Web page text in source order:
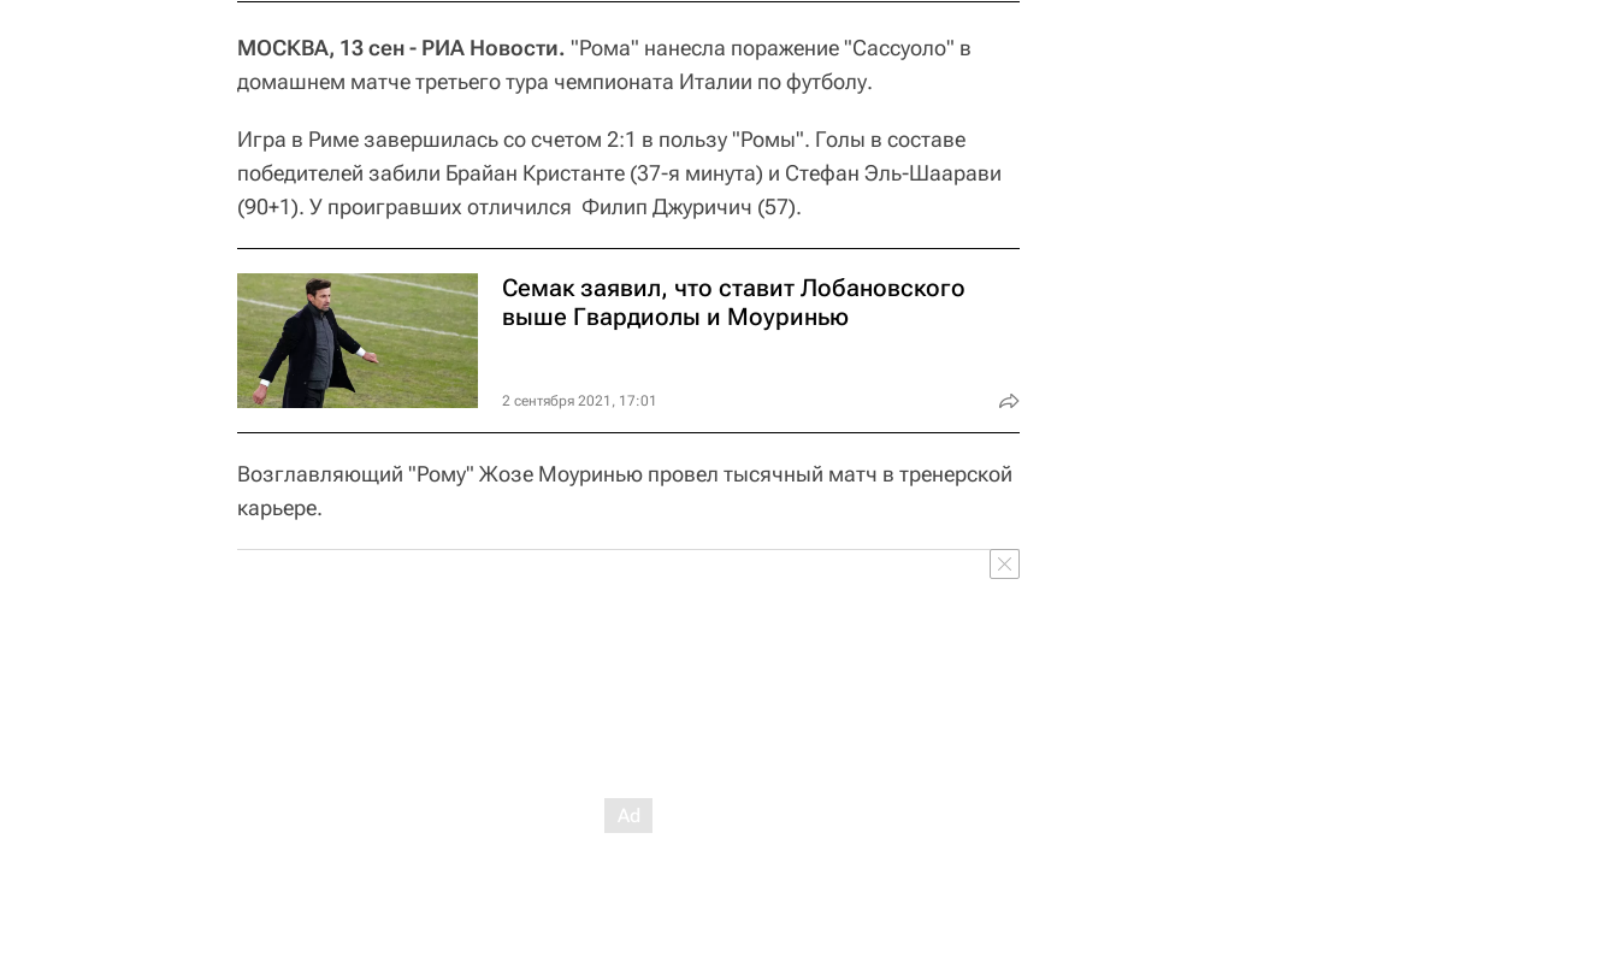
МОСКВА, 13 сен - РИА Новости. "Рома" нанесла поражение "Сассуоло" в
домашнем матче третьего тура чемпионата Италии по футболу.
Игра в Риме завершилась со счетом 2:1 в пользу "Ромы". Голы в составе
победителей забили Брайан Кристанте (37-я минута) и Стефан Эль-Шаарави
(90+1). У проигравших отличился ‎ Филип Джуричич (57).
Семак заявил, что ставит Лобановского
выше Гвардиолы и Моуринью
2 сентября 2021, 17:01
Возглавляющий "Рому" Жозе Моуринью провел тысячный матч в тренерской
карьере.